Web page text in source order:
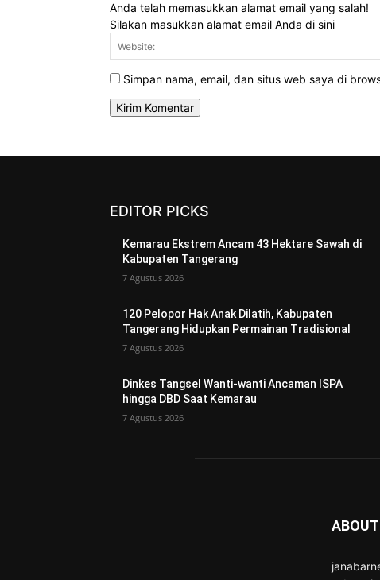
Anda telah memasukkan alamat email yang salah!
Silakan masukkan alamat email Anda di sini
Simpan nama, email, dan situs web saya di
EDITOR PICKS
Kemarau Ekstrem Ancam 43 Hektare Sawah di
Kabupaten Tangerang
7 Agustus 2026
120 Pelopor Hak Anak Dilatih, Kabupaten
Tangerang Hidupkan Permainan Tradisional
7 Agustus 2026
Dinkes Tangsel Wanti-wanti Ancaman ISPA
hingga DBD Saat Kemarau
7 Agustus 2026